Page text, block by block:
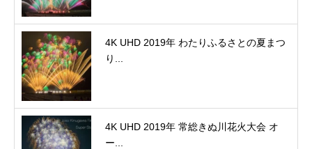
4K UHD 2019年 わたりふるさとの夏まつ
り...
4K UHD 2019年 常総きぬ川花火大会 オ
ー...